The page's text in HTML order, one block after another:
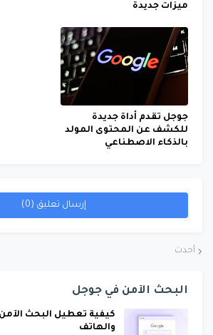
ميزات جديدة
جوجل تقدم أداة جديدة
للكشف عن المحتوى المولد
بالذكاء الاصطناعي
إرسال تعليق (0)
أحدث
البحث الآمن في جوجل
كيفية تعطيل البحث
والهاتف